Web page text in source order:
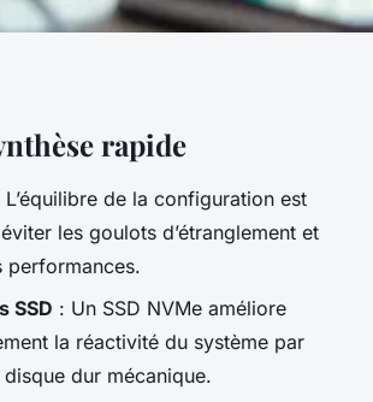
des produits
2026 14:42
rapide
L’équilibre de la configuration est
les goulots d’étranglement et
performances.
SSD : Un SSD NVMe améliore
la réactivité du système par
dur mécanique.